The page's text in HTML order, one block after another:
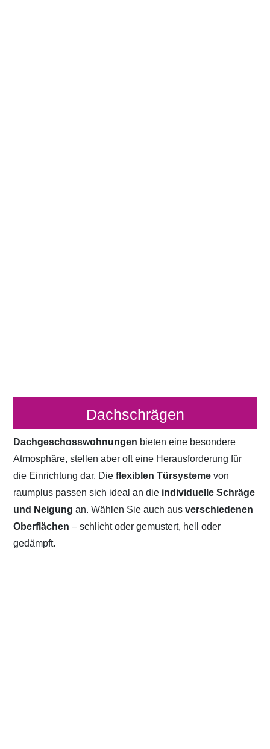
Dachschrägen
Dachgeschosswohnungen bieten eine besondere
Atmosphäre, stellen aber oft eine Herausforderung für
die Einrichtung dar. Dieflexiblen Türsystemevon
raumplus passen sich ideal an die individuelle Schräge
und Neigung an. Wählen Sie auch ausverschiedenen
Oberflächen – schlicht oder gemustert, hell oder
gedämpft.